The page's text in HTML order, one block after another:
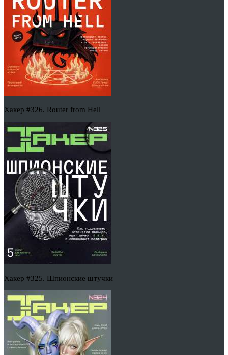
Хакер #326. Router from Hell
Хакер #325. Шпионские штучки